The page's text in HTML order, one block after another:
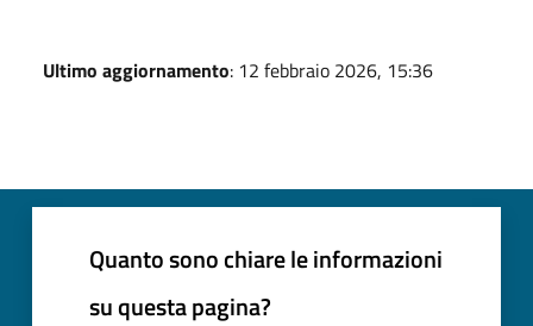
Ultimo aggiornamento: 12 febbraio 2026, 15:36
Quanto sono chiare le informazioni
su questa pagina?